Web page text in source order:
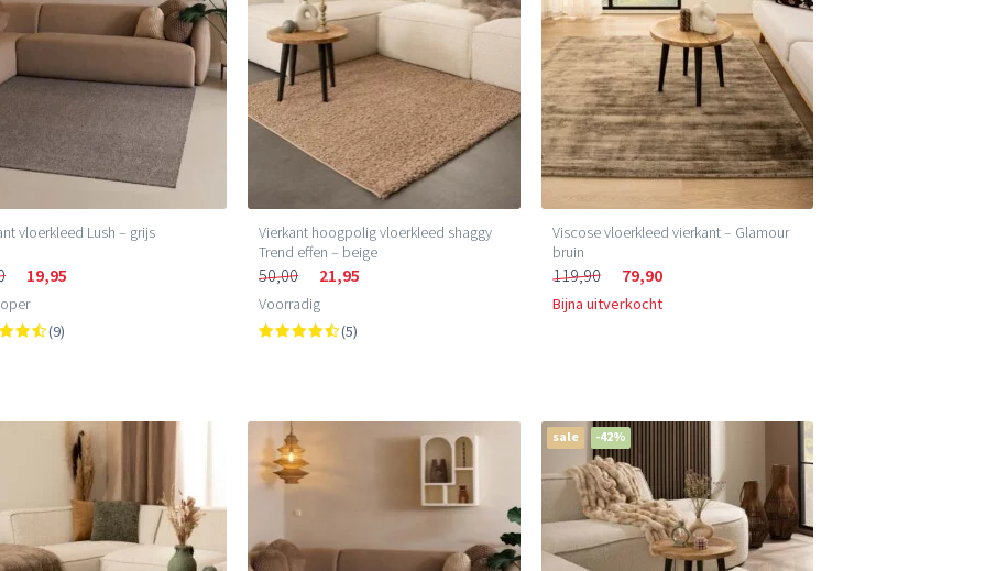
vloerkleed Lush – grijs
19,95
(9)
Vierkant hoogpolig vloerkleed shaggy
Trend effen – beige
50,00 21,95
Voorradig
(5)
Viscose vloerkleed vierkant – Glamour
bruin
119,90 79,90
Bijna uitverkocht
sale -42%